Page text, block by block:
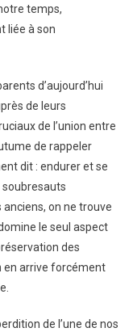
temps,
liée à son
d’aujourd’hui
de leurs
de l’union entre
de rappeler
dit : endurer et se
on ne trouve
le seul aspect
des
en arrive forcément
de l’une de nos